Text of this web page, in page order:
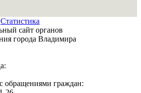
Статистика
сайт органов
города Владимира
обращениями граждан: